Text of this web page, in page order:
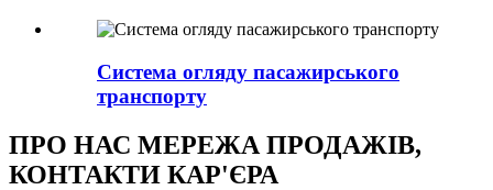
Система огляду пасажирського
транспорту
ПРО НАС МЕРЕЖА ПРОДАЖІВ,
КОНТАКТИ КАР'ЄРА